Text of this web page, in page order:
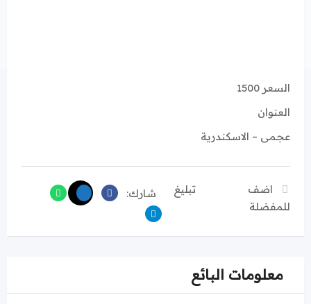
السعر 1500
العنوان
عجمى – الاسكندرية
اضف
للمفضلة
تبليغ شارك:
معلومات البائع